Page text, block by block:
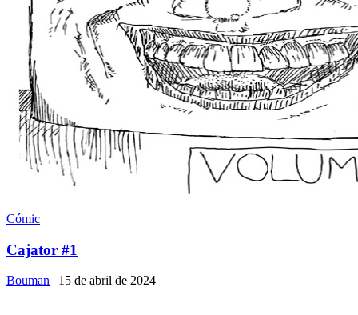
Cómic
Cajator #1
Bouman | 15 de abril de 2024